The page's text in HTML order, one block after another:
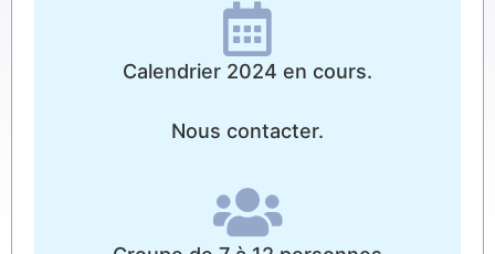
Calendrier 2024 en cours.
Nous contacter.